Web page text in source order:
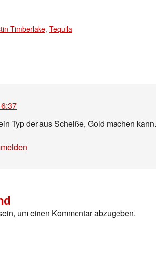
Timberlake, Tequila
Typ der aus Scheiße, Gold machen kann.
um einen Kommentar abzugeben.